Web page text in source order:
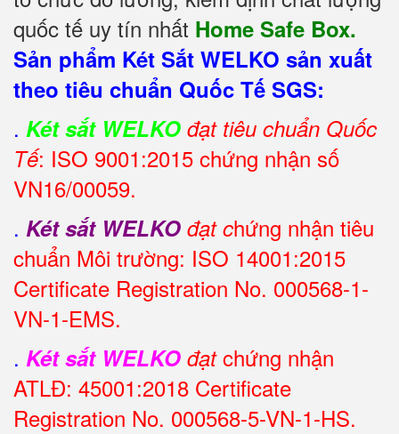
quốc tế uy tín nhất Home Safe Box.
Sản phẩm Két Sắt WELKO sản xuất
theo tiêu chuẩn Quốc Tế SGS:
. Két sắt WELKO đạt tiêu chuẩn Quốc
Tế: ISO 9001:2015 chứng nhận số
VN16/00059.
. Két sắt WELKO đạt chứng nhận tiêu
chuẩn Môi trường: ISO 14001:2015
Certificate Registration No. 000568-1-
VN-1-EMS.
. Két sắt WELKO đạtchứng nhận
ATLĐ: 45001:2018 Certificate
Registration No. 000568-5-VN-1-HS.